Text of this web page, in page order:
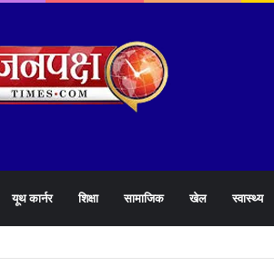
यूथ कार्नर शिक्षा सामाजिक खेल स्वास्थ्य
34 हजार रिकॉर्ड भर्तियों की सौगात